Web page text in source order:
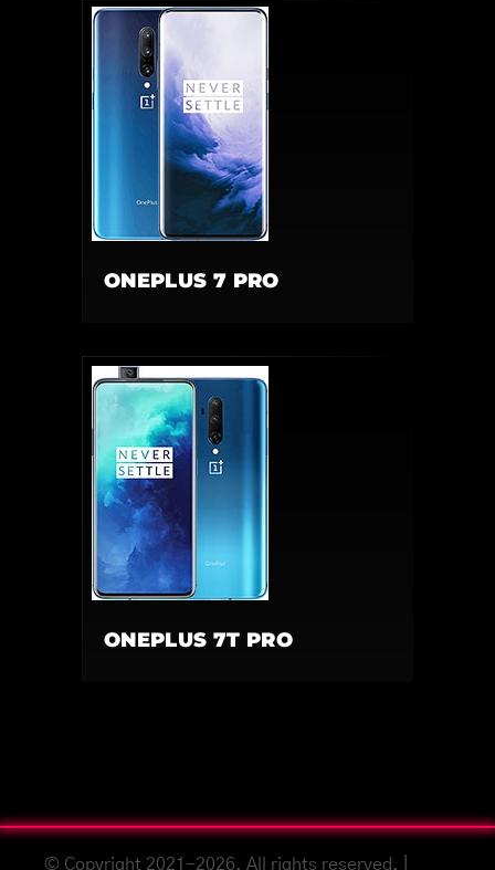
ONEPLUS 7 PRO
ONEPLUS 7T PRO
© Copyright 2021-2026. All rights reserved. |